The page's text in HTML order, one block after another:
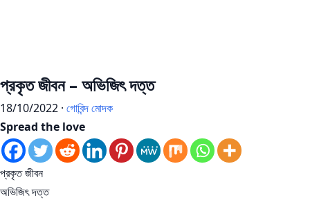
প্রকৃত জীবন – অভিজিৎ দত্ত
18/10/2022 · গোবিন্দ মোদক
Spread the love
প্রকৃত জীবন
অভিজিৎ দত্ত